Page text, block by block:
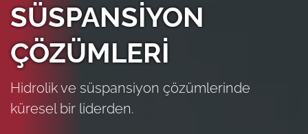
SÜSPANSİYON
ÇÖZÜMLERİ
Hidrolik ve süspansiyon çözümlerinde
küresel bir liderden.